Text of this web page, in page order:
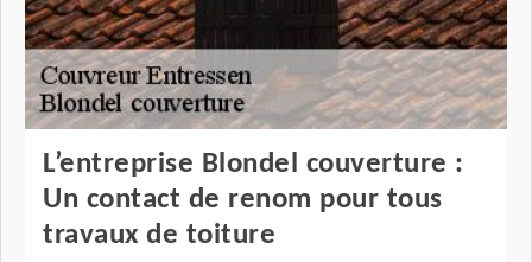
L’entreprise Blondel couverture :
Un contact de renom pour tous
travaux de toiture